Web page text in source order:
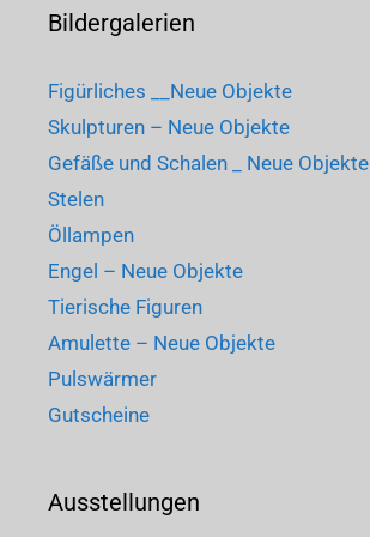
Bildergalerien
Figürliches __Neue Objekte
Skulpturen – Neue Objekte
Gefäße und Schalen _ Neue Objekte
Stelen
Öllampen
Engel – Neue Objekte
Tierische Figuren
Amulette – Neue Objekte
Pulswärmer
Gutscheine
Ausstellungen